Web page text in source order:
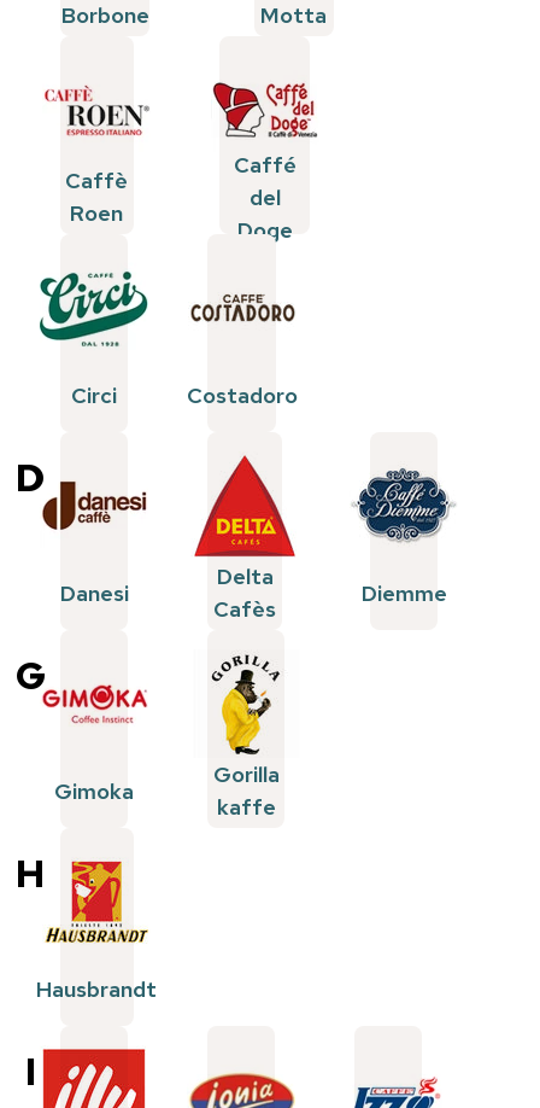
Borbone
Motta
Caffè
Roen
Caffé
del
Doge
Circi Costadoro
D
Danesi
Delta
Cafès
Diemme
G
Gimoka
Gorilla
kaffe
H
Hausbrandt
I